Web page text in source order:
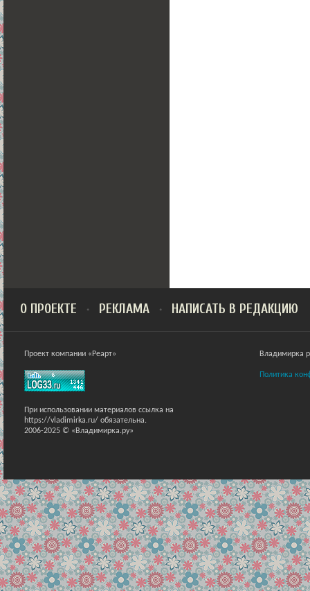
О ПРОЕКТЕ РЕКЛАМА НАПИСАТЬ В РЕДАКЦИЮ
Проект компании «Реарт»
При использовании материалов ссылка на
https://vladimirka.ru/ обязательна.
2006-2025 © «Владимирка.ру»
Владимирка
Политика